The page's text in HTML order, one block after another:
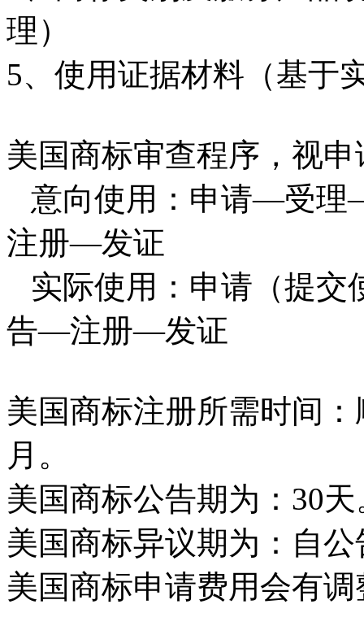
理）
5、使用证据材料（基于
美国商标审查程序，视
意向使用：申请—受理
注册—发证
实际使用：申请（提交
告—注册—发证
美国商标注册所需时间
月。
美国商标公告期为： 30
美国商标异议期为：自
美国商标申请费用会有